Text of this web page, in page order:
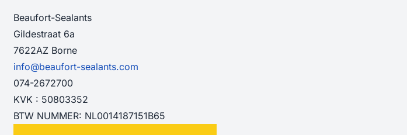
Beaufort-Sealants
Gildestraat 6a
7622AZ Borne
info@beaufort-sealants.com
074-2672700
KVK : 50803352
BTW NUMMER: NL0014187151B65